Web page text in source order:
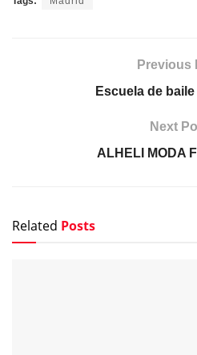
Previous
Escuela de
Next
ALHELI MODA
Related Posts